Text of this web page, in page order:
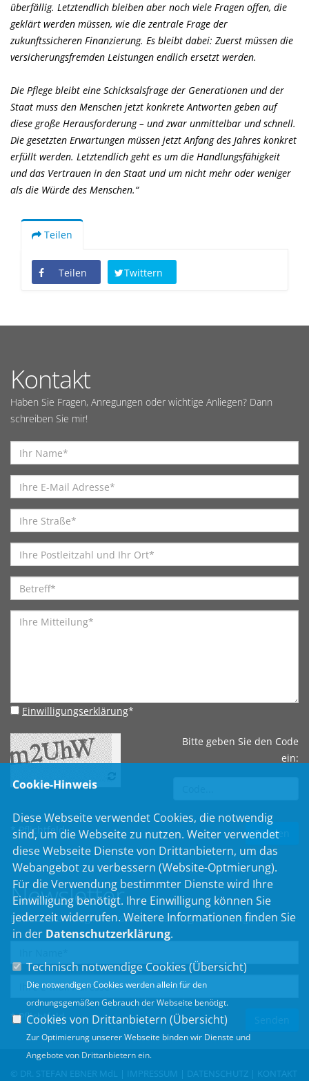
überfällig. Letztendlich bleiben aber noch viele Fragen offen, die
geklärt werden müssen, wie die zentrale Frage der
zukunftssicheren Finanzierung. Es bleibt dabei: Zuerst müssen die
versicherungsfremden Leistungen endlich ersetzt werden.
Die Pflege bleibt eine Schicksalsfrage der Generationen und der
Staat muss den Menschen jetzt konkrete Antworten geben auf
diese große Herausforderung – und zwar unmittelbar und schnell.
Die gesetzten Erwartungen müssen jetzt Anfang des Jahres konkret
erfüllt werden. Letztendlich geht es um die Handlungsfähigkeit
und das Vertrauen in den Staat und um nicht mehr oder weniger
als die Würde des Menschen.“
Teilen
Teilen Twittern
Kontakt
Haben Sie Fragen, Anregungen oder wichtige Anliegen? Dann
schreiben Sie mir!
Einwilligungserklärung*
Bitte geben Sie den Code
ein:
* Pflichtfeld
Newsletter
Erhalten Sie Neuigkeiten aus dem Landtag und der Region.
* Pflichtfeld
© DR. STEFAN EBNER MdL | IMPRESSUM DATENSCHUTZ KONTAKT
Cookie-Hinweis
Diese Webseite verwendet Cookies, die notwendig
sind, um die Webseite zu nutzen. Weiter verwendet
diese Webseite Dienste von Drittanbietern, um das
Webangebot zu verbessern (Website-Optmierung).
Für die Verwendung bestimmter Dienste wird Ihre
Einwilligung benötigt. Ihre Einwilligung können Sie
jederzeit widerrufen. Weitere Informationen finden Sie
in der Datenschutzerklärung.
Technisch notwendige Cookies (Übersicht)
Die notwendigen Cookies werden allein für den
ordnungsgemäßen Gebrauch der Webseite benötigt.
Cookies von Drittanbietern (Übersicht)
Zur Optimierung unserer Webseite binden wir Dienste und
Angebote von Drittanbietern ein.